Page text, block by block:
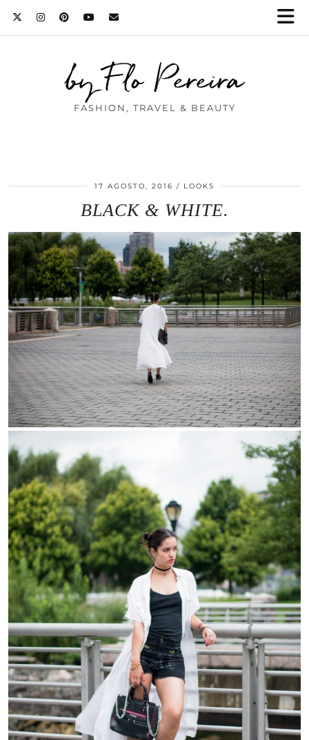
by Flo Pereira
FASHION, TRAVEL & BEAUTY
17 AGOSTO, 2016 LOOKS
BLACK & WHITE.